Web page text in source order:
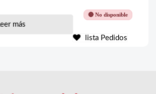
🔴 No disponible
más
lista Pedidos